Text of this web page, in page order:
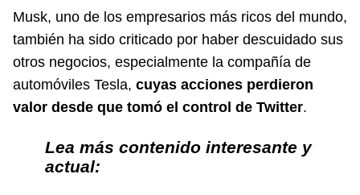
Musk, uno de los empresarios más ricos del mundo,
también ha sido criticado por haber descuidado sus
otros negocios, especialmente la compañía de
automóviles Tesla, cuyas acciones perdieron
valor desde que tomó el control de Twitter.
Lea más contenido interesante y
actual: